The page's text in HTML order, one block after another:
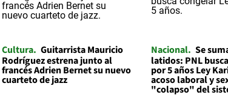
Cultura Guitarrista Mauricio
Rodríguez estrena junto al
francés Adrien Bernet su nuevo
cuarteto de jazz
Nacional Se
latidos: PNL
por 5 años Ley
acoso laboral y
"colapso" del